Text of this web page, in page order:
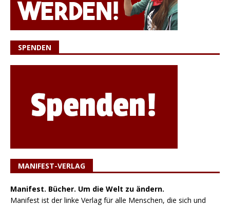
SPENDEN
MANIFEST-VERLAG
Manifest. Bücher. Um die Welt zu ändern.
Manifest ist der linke Verlag für alle Menschen, die sich und